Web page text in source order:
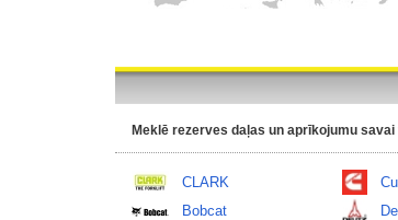
Meklē rezerves daļas un aprīkojumu savai
CLARK
Bobcat